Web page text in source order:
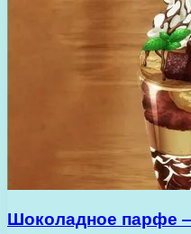
Шоколадное парфе